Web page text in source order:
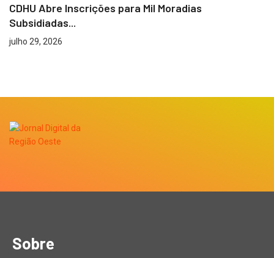
CDHU Abre Inscrições para Mil Moradias
Subsidiadas...
julho 29, 2026
Sobre